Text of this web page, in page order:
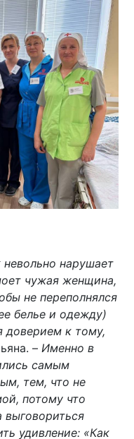
невольно нарушает
чужая женщина,
не переполнялся
белье и одежду)
доверием к тому,
– Именно в
самым
тем, что не
потому что
выговориться
удивление: «Как